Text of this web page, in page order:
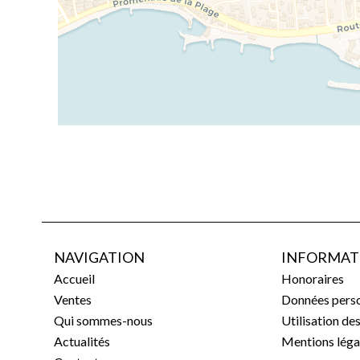
NAVIGATION
Accueil
Ventes
Qui sommes-nous
Actualités
Honoraires
Données
Utilisation
Mentions